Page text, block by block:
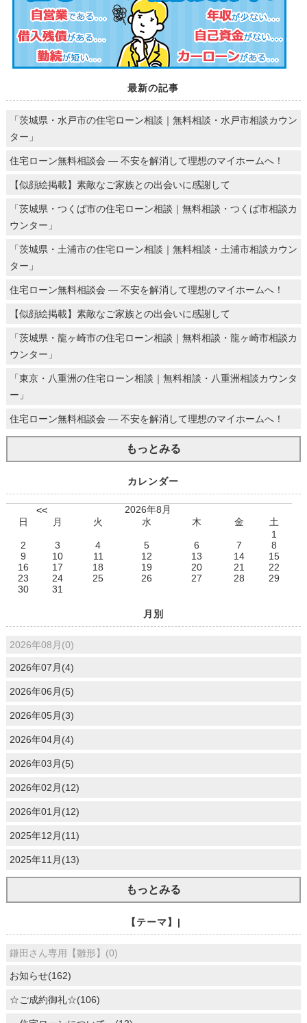
最新の記事
「茨城県・水戸市の住宅ローン相談｜無料相談・水戸市相談カウン
ター」
住宅ローン無料相談会 ― 不安を解消して理想のマイホームへ！
【似顔絵掲載】素敵なご家族との出会いに感謝して
「茨城県・つくば市の住宅ローン相談｜無料相談・つくば市相談カ
ウンター」
「茨城県・土浦市の住宅ローン相談｜無料相談・土浦市相談カウン
ター」
住宅ローン無料相談会 ― 不安を解消して理想のマイホームへ！
【似顔絵掲載】素敵なご家族との出会いに感謝して
「茨城県・龍ヶ崎市の住宅ローン相談｜無料相談・龍ヶ崎市相談カ
ウンター」
「東京・八重洲の住宅ローン相談｜無料相談・八重洲相談カウンタ
ー」
住宅ローン無料相談会 ― 不安を解消して理想のマイホームへ！
もっとみる
カレンダー
<<
2026年8月
日
月 火 水 木 金
土
1
2
3 4 5 6 7
8
9
10 11 12 13 14
15
16
17 18 19 20 21
22
23
24 25 26 27 28
29
30
31
月別
2026年08月(0)
2026年07月(4)
2026年06月(5)
2026年05月(3)
2026年04月(4)
2026年03月(5)
2026年02月(12)
2026年01月(12)
2025年12月(11)
2025年11月(13)
もっとみる
【テーマ】|
鎌田さん専用【雛形】(0)
お知らせ(162)
☆ご成約御礼☆(106)